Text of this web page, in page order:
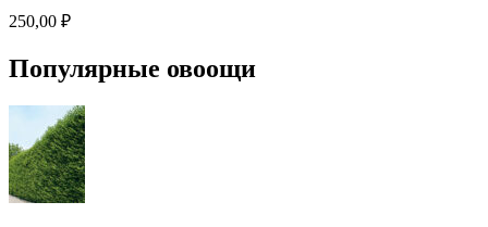
250,00 ₽
Популярные овоощи